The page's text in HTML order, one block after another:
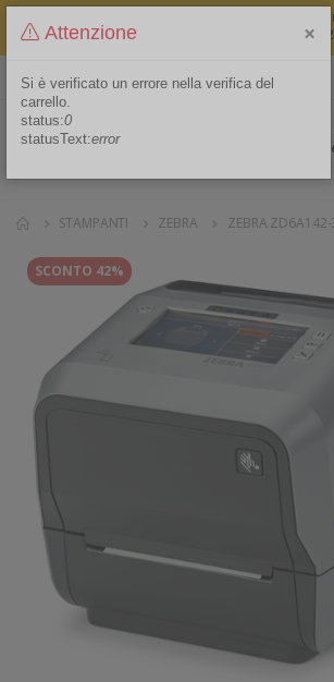
Il sito non chiude mai ma i nostri uffici
agosto 2026 al 16 agosto
Area Riservata
STAMPANTI ZEBRA ZEBRA ZD6A142-
SCONTO 42%
Attenzione ×
Si è verificato un errore nella verifica del
carrello.
status:0
statusText:error